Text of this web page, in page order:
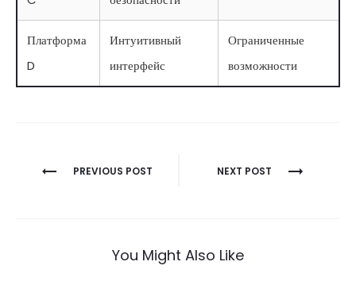
Платформа
D
Интуитивный
интерфейс
Ограниченные
возможности
Berichtnavigatie
PREVIOUS POST NEXT POST
You Might Also Like